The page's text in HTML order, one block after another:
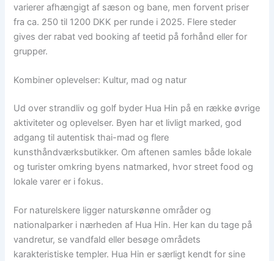
varierer afhængigt af sæson og bane, men forvent priser
fra ca. 250 til 1200 DKK per runde i 2025. Flere steder
gives der rabat ved booking af teetid på forhånd eller for
grupper.
Kombiner oplevelser: Kultur, mad og natur
Ud over strandliv og golf byder Hua Hin på en række øvrige
aktiviteter og oplevelser. Byen har et livligt marked, god
adgang til autentisk thai-mad og flere
kunsthåndværksbutikker. Om aftenen samles både lokale
og turister omkring byens natmarked, hvor street food og
lokale varer er i fokus.
For naturelskere ligger naturskønne områder og
nationalparker i nærheden af Hua Hin. Her kan du tage på
vandretur, se vandfald eller besøge områdets
karakteristiske templer. Hua Hin er særligt kendt for sine